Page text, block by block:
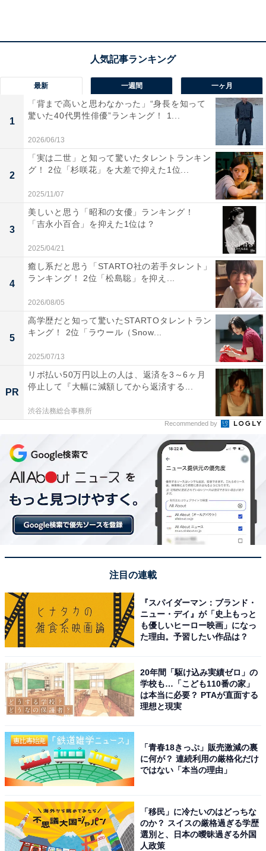
たからです」（60代女性／愛知県）
「お笑いのセンスはすごく、歌もうまいが、頭もい
いことは知らなかった」（40代女性／千葉県）
「お笑い芸人さんなので、超名門の上智大学出身と
いう高い学歴を持っているギャップにびっくりした
からです」（40代女性／鹿児島県）
1位：青山テルマ（歌手）／112票
見事1位に輝いたのは、歌手の青山テルマさんです。フ
ァッショニスタとしても注目を集めるポップな印象の彼
女ですが、上智大学国際教養学部を卒業した才女でもあ
最新 一週間 一ヶ月
1
「背まで高いと思わなかった」“身長を知って
驚いた40代男性俳優”ランキング！ 1...
2026/06/13
2
「実は二世」と知って驚いたタレントランキン
グ！ 2位「杉咲花」を大差で抑えた1位...
2025/11/07
3
美しいと思う「昭和の女優」ランキング！
「吉永小百合」を抑えた1位は？
2025/04/21
4
癒し系だと思う「STARTO社の若手タレント」
ランキング！ 2位「松島聡」を抑え...
2026/08/05
5
高学歴だと知って驚いたSTARTOタレントラン
キング！ 2位「ラウール（Snow...
2025/07/13
PR
リボ払い50万円以上の人は、返済を3～6ヶ月
停止して『大幅に減額してから返済する...
渋谷法務総合事務所
Recommended by
注目の連載
『スパイダーマン：ブランド・
ニュー・デイ』が「史上もっと
も優しいヒーロー映画」になっ
た理由。予習したい作品は？
20年間「駆け込み実績ゼロ」の
学校も…「こども110番の家」
は本当に必要？ PTAが直面する
理想と現実
「青春18きっぷ」販売激減の裏
に何が？ 連続利用の厳格化だけ
ではない「本当の理由」
「移民」に冷たいのはどっちな
のか？ スイスの厳格過ぎる学歴
選別と、日本の曖昧過ぎる外国
人政策